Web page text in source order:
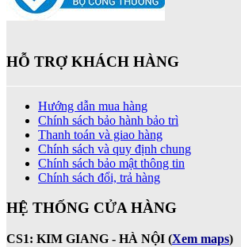
HỖ TRỢ KHÁCH HÀNG
Hướng dẫn mua hàng
Chính sách bảo hành bảo trì
Thanh toán và giao hàng
Chính sách và quy định chung
Chính sách bảo mật thông tin
Chính sách đổi, trả hàng
HỆ THỐNG CỬA HÀNG
CS1: KIM GIANG - HÀ NỘI (Xem maps)